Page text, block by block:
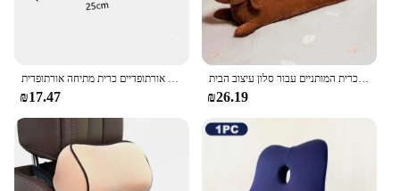
shipping and storage, ensuring that you can enjoy
the benefits of this supportive pillow at home or on
₪17.47
כרית רצועה כלב רצועה, תנומה כרית קטיף טיפה לזרוק כרית המותניים הצוואר כרית המותניים עבור סלון עיצוב הבית
₪26.19